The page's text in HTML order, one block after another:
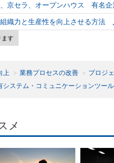
京セラ、オープンハウス 有名企
織力と生産性を向上させる方法
ます
上 業務プロセスの改善 プロジ
システム・コミュニケーションツール